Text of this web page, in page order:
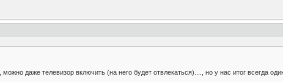
даже телевизор включить (на него будет отвлекаться)...., но у нас итог всегда